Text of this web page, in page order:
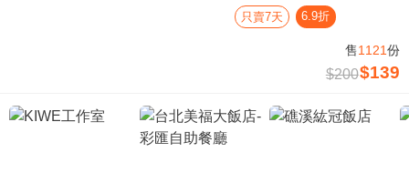
只賣7天 6.9折
售1121份
$200$139